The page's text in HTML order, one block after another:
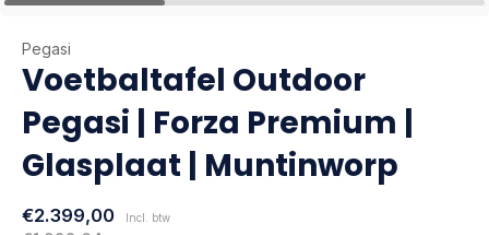
Pegasi
Voetbaltafel Outdoor
Pegasi | Forza Premium |
Glasplaat | Muntinworp
€2.399,00 Incl. btw